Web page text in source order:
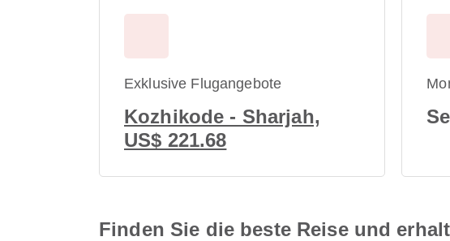
Exklusive Flugangebote
Kozhikode - Sharjah,
US$ 221.68
Finden Sie die beste Reise und